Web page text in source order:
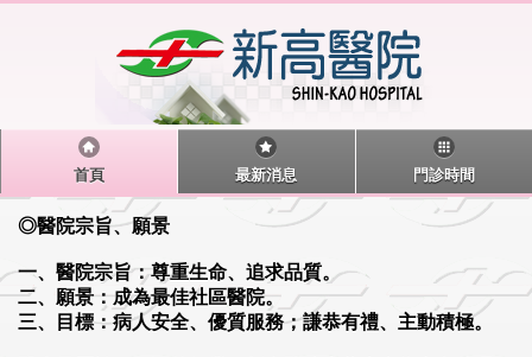
首頁 最新消息 門診時間
◎醫院宗旨、願景
一、醫院宗旨：尊重生命、追求品質。
二、願景：成為最佳社區醫院。
三、目標：病人安全、優質服務；謙恭有禮、主動積極。